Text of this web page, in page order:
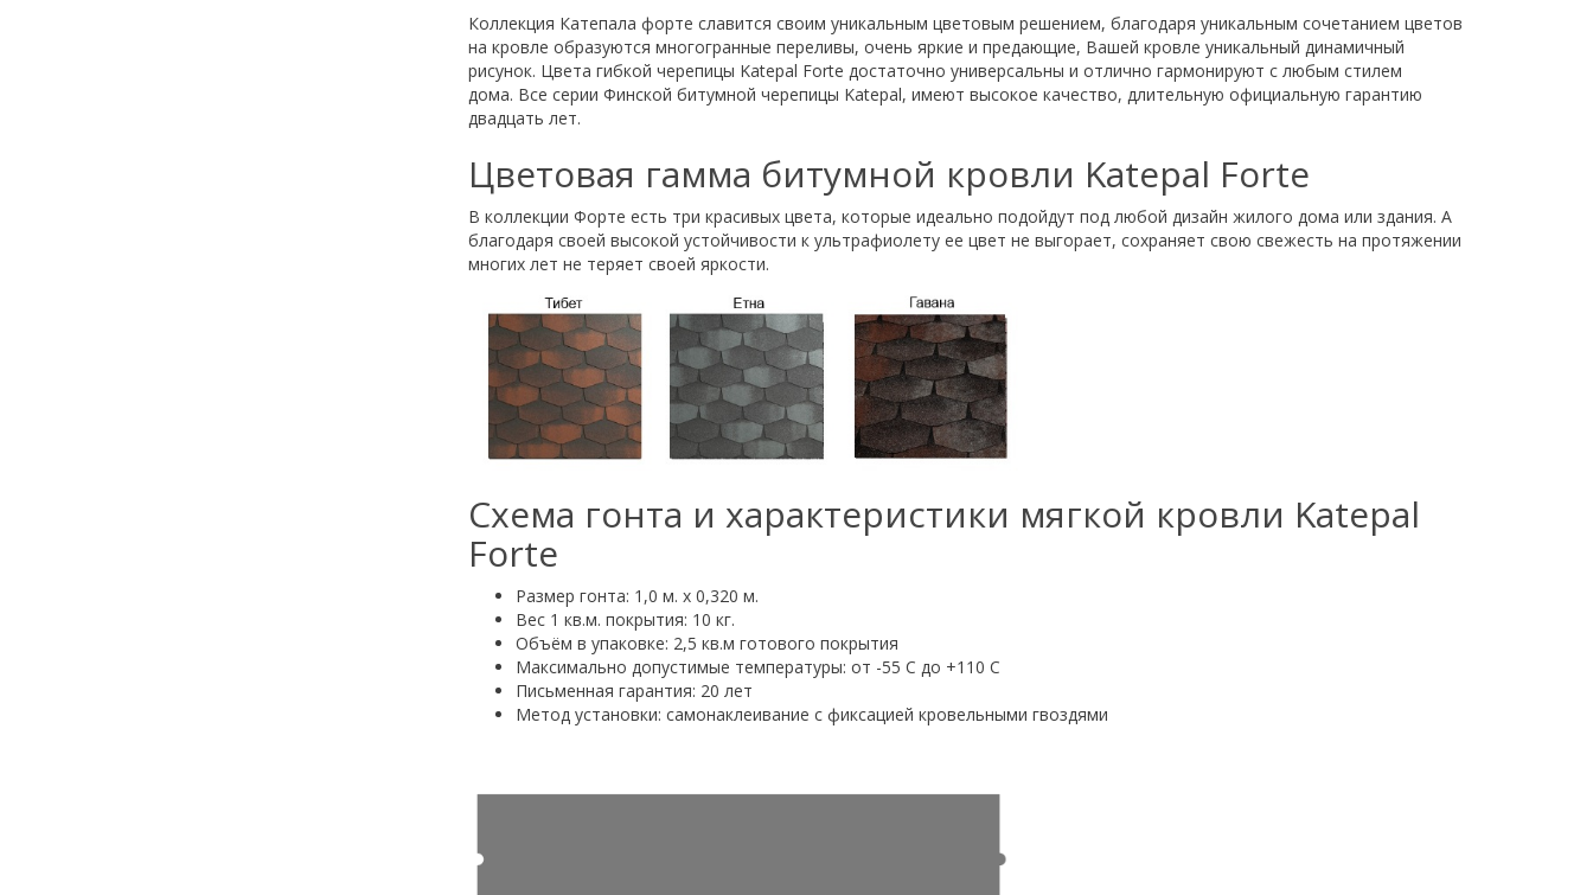
Коллекция Катепала форте славится своим уникальным цветовым решением, благодаря уникальным сочетанием цветов
на кровле образуются многогранные переливы, очень яркие и предающие, Вашей кровле уникальный динамичный
рисунок. Цвета гибкой черепицы Katepal Forte достаточно универсальны и отлично гармонируют с любым стилем
дома. Все серии Финской битумной черепицы Katepal, имеют высокое качество, длительную официальную гарантию
двадцать лет.
Цветовая гамма битумной кровли Katepal Forte
В коллекции Форте есть три красивых цвета, которые идеально подойдут под любой дизайн жилого дома или здания. А
благодаря своей высокой устойчивости к ультрафиолету ее цвет не выгорает, сохраняет свою свежесть на протяжении
многих лет не теряет своей яркости.
Схема гонта и характеристики мягкой кровли Katepal
Forte
Размер гонта: 1,0 м. х 0,320 м.
Вес 1 кв.м. покрытия: 10 кг.
Объём в упаковке: 2,5 кв.м готового покрытия
Максимально допустимые температуры: от -55 С до +110 С
Письменная гарантия: 20 лет
Метод установки: самонаклеивание с фиксацией кровельными гвоздями